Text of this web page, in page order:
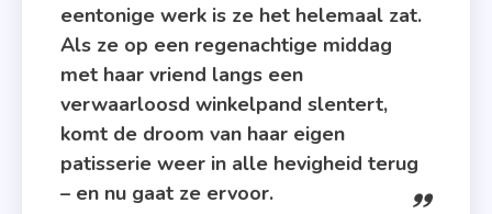
,
Saskia
eentonige werk is ze het helemaal zat.
Als ze op een regenachtige middag
met haar vriend langs een
verwaarloosd winkelpand slentert,
komt de droom van haar eigen
patisserie weer in alle hevigheid terug
– en nu gaat ze ervoor.